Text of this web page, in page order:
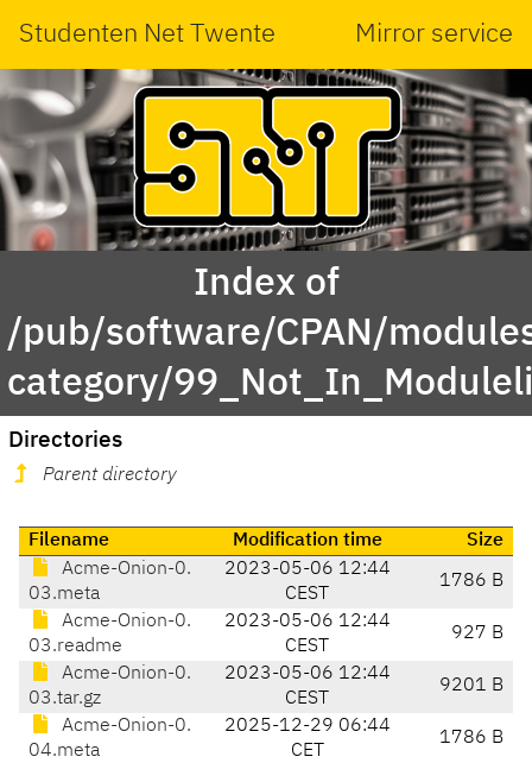
Studenten Net Twente Mirror service
Index of
/pub/software/CPAN/
category/
Directories
Parent directory
Filename Modification time
Size
Acme-Onion-0.
03.meta
2023-05-06 12:44
CEST
1786 B
Acme-Onion-0.
03.readme
2023-05-06 12:44
CEST
927 B
Acme-Onion-0.
03.tar.gz
2023-05-06 12:44
CEST
9201 B
Acme-Onion-0.
04.meta
2025-12-29 06:44
CET
1786 B